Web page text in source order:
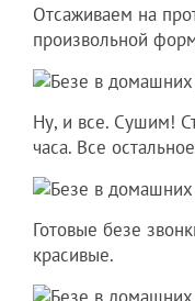
Отсаживаем на
произвольной
Ну, и все. Сушим!
часа. Все
Готовые безе
красивые.